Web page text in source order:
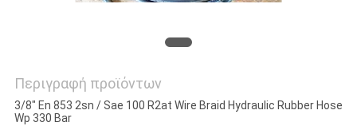
Περιγραφή προϊόντων
3/8" En 853 2sn / Sae 100 R2at Wire Braid Hydraulic Rubber Hose
Wp 330 Bar